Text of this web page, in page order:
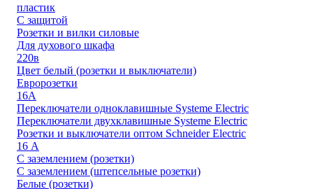
пластик
С защитой
Розетки и вилки силовые
Для духового шкафа
220в
Цвет белый (розетки и выключатели)
Евророзетки
16А
Переключатели одноклавишные Systeme Electric
Переключатели двухклавишные Systeme Electric
Розетки и выключатели оптом Schneider Electric
16 А
С заземлением (розетки)
С заземлением (штепсельные розетки)
Белые (розетки)